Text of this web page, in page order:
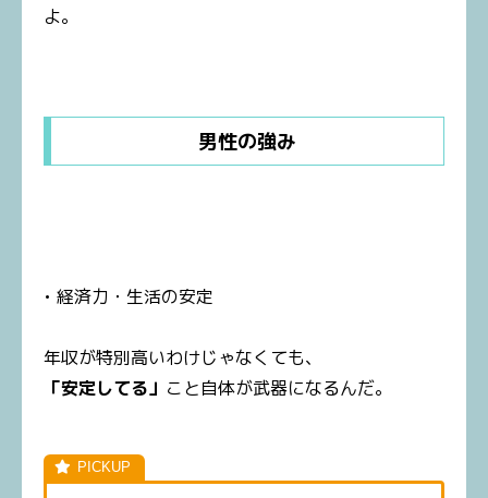
よ。
男性の強み
• 経済力・生活の安定
年収が特別高いわけじゃなくても、
「安定してる」 こと自体が武器になるんだ。